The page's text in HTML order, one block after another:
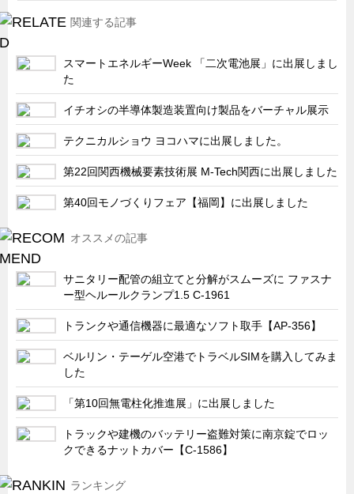
関連する記事
スマートエネルギーWeek 「二次電池展」に出展しまし
た
イチオシの半導体製造装置向け製品をバーチャル展示
テクニカルショウ ヨコハマに出展しました。
第22回関西機械要素技術展 M-Tech関西に出展しました
第40回モノづくりフェア【福岡】に出展しました
オススメの記事
サニタリー配管の組立てと分解がスムーズに ファスナ
ー型ヘルールクランプ1.5 C-1961
トランクや通信機器に最適なソフト取手【AP-356】
ベルリン・テーゲル空港でトラベルSIMを購入してみま
した
「第10回無電柱化推進展」に出展しました
トラックや建機のバッテリー盗難対策に南京錠でロッ
クできるナットカバー【C-1586】
ランキング